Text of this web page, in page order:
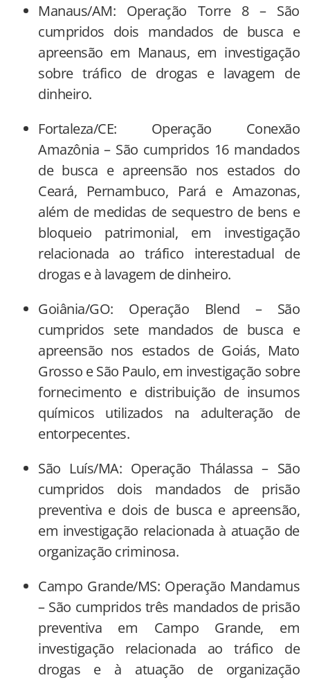
Manaus/AM: Operação Torre 8 – São
cumpridos dois mandados de busca e
apreensão em Manaus, em investigação
sobre tráfico de drogas e lavagem de
dinheiro.
Fortaleza/CE: Operação Conexão
Amazônia – São cumpridos 16 mandados
de busca e apreensão nos estados do
Ceará, Pernambuco, Pará e Amazonas,
além de medidas de sequestro de bens e
bloqueio patrimonial, em investigação
relacionada ao tráfico interestadual de
drogas e à lavagem de dinheiro.
Goiânia/GO: Operação Blend – São
cumpridos sete mandados de busca e
apreensão nos estados de Goiás, Mato
Grosso e São Paulo, em investigação sobre
fornecimento e distribuição de insumos
químicos utilizados na adulteração de
entorpecentes.
São Luís/MA: Operação Thálassa – São
cumpridos dois mandados de prisão
preventiva e dois de busca e apreensão,
em investigação relacionada à atuação de
organização criminosa.
Campo Grande/MS: Operação Mandamus
– São cumpridos três mandados de prisão
preventiva em Campo Grande, em
investigação relacionada ao tráfico de
drogas e à atuação de organização